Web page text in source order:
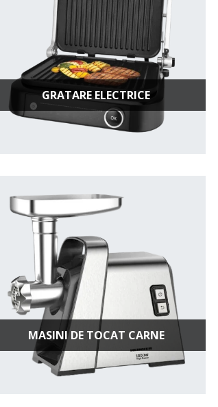
GRATARE ELECTRICE
MASINI DE TOCAT CARNE